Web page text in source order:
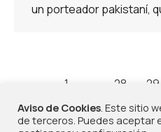
un porteador pakistaní,
1 28 29
42
Aviso de Cookies. Este sitio
de terceros. Puedes aceptar